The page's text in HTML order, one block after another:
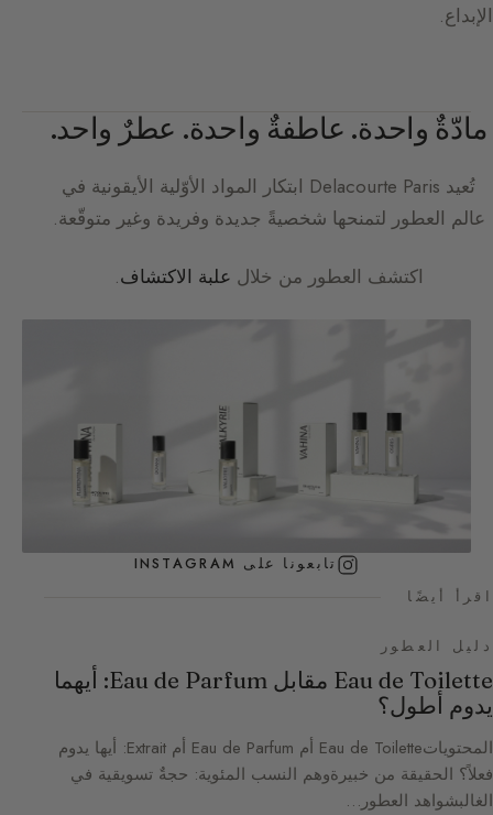
الإبداع.
مادّةٌ واحدة. عاطفةٌ واحدة. عطرٌ واحد.
تُعيد Delacourte Paris ابتكار المواد الأوّلية الأيقونية في
عالم العطور لتمنحها شخصيةً جديدة وفريدة وغير متوقّعة.
اكتشف العطور من خلال علبة الاكتشاف.
تابعونا على INSTAGRAM
اقرأ أيضًا
دليل العطور
Eau de Toilette مقابل Eau de Parfum: أيهما
يدوم أطول؟
المحتوياتEau de Toilette أم Eau de Parfum أم Extrait: أيها يدوم
فعلاً؟ الحقيقة من خبيرةوهم النسب المئوية: حجةٌ تسويقية في
الغالبشواهد العطور…